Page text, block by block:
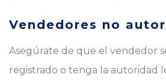
Vendedores no
Asegúrate de que el vendedor
registrado o tenga la autoridad